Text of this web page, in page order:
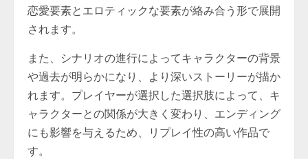
恋愛要素とエロティックな要素が絡み合う形で展開
されます。
また、シナリオの進行によってキャラクターの背景
や過去が明らかになり、より深いストーリーが描か
れます。プレイヤーが選択した選択肢によって、キ
ャラクターとの関係が大きく変わり、エンディング
にも影響を与えるため、リプレイ性の高い作品で
す。